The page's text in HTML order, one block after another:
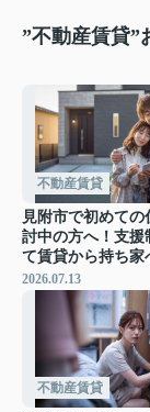
”不動産賃貸”
不動産賃貸
見附市で初めて
討中の方へ！支援
て賃貸から持ち家
2026.07.13
不動産賃貸